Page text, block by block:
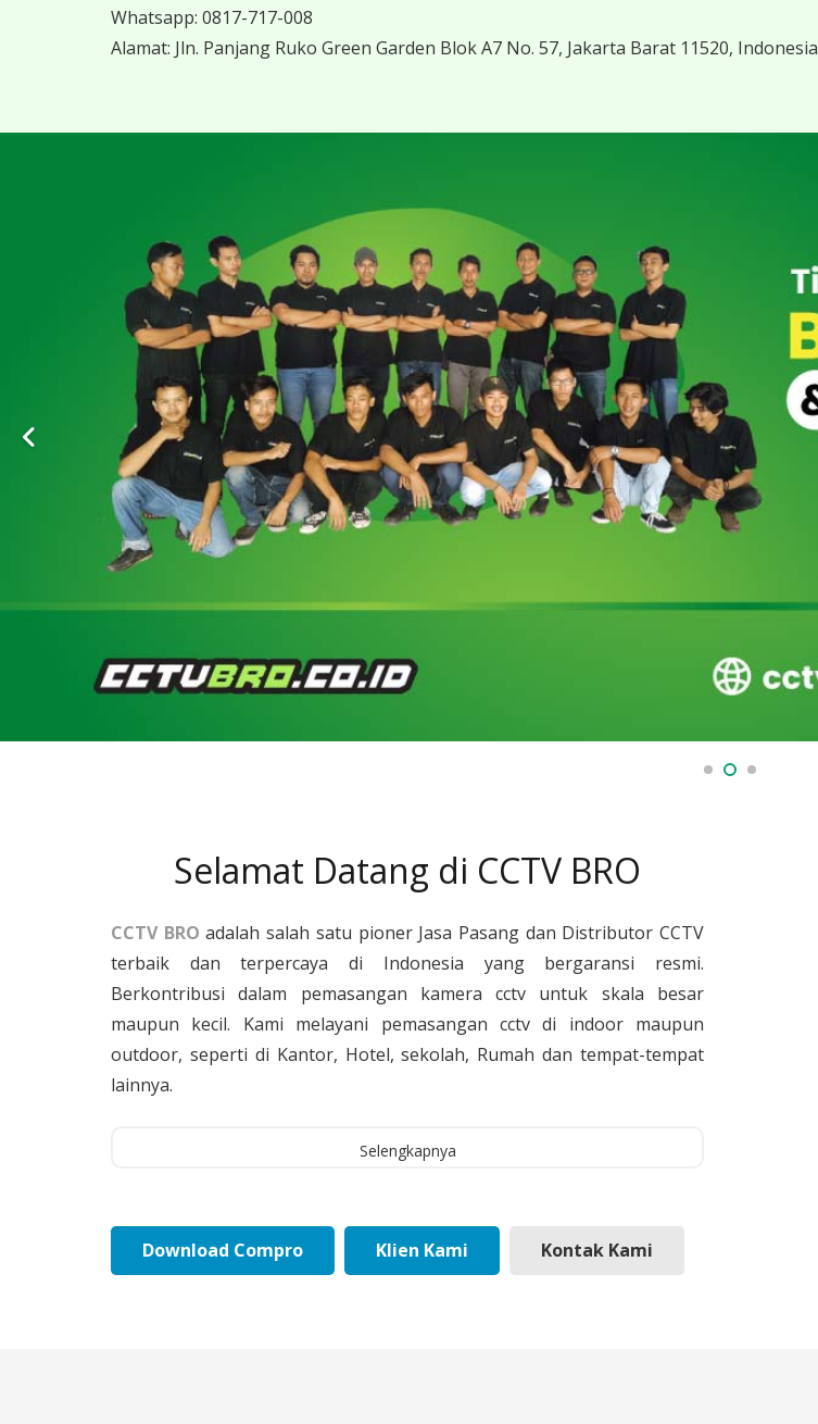
Whatsapp: 0817-717-008
Alamat: Jln. Panjang Ruko Green Garden Blok A7 No. 57, Jakarta Barat 11520, Indonesia
Selamat Datang di CCTV BRO
CCTV BRO adalah salah satu pioner Jasa Pasang dan Distributor CCTV
terbaik dan terpercaya di Indonesia yang bergaransi resmi.
Berkontribusi dalam pemasangan kamera cctv untuk skala besar
maupun kecil. Kami melayani pemasangan cctv di indoor maupun
outdoor, seperti di Kantor, Hotel, sekolah, Rumah dan tempat-tempat
lainnya.
Selengkapnya
Download Compro Klien Kami Kontak Kami